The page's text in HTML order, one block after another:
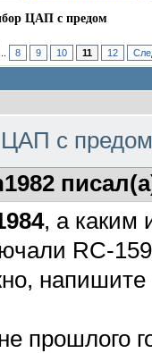
ЦАП с предом
8 9 10 11 12
с
, а каким
RC-
напишите
прошлого